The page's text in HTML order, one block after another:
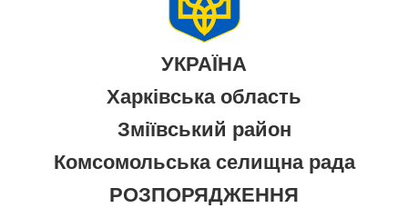
УКРАЇНА
Харківська область
Зміївський район
Комсомольська селищна рада
РОЗПОРЯДЖЕННЯ